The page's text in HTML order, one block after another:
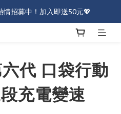
情招募中！加入即送50元💖
六代 口袋行動
充電變速